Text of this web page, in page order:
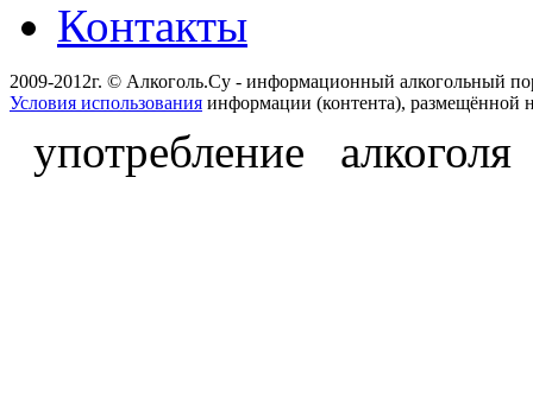
Контакты
2009-2012г. © Алкоголь.Су - информационный алкогольный
Условия использования информации (контента), размещённой
употребление